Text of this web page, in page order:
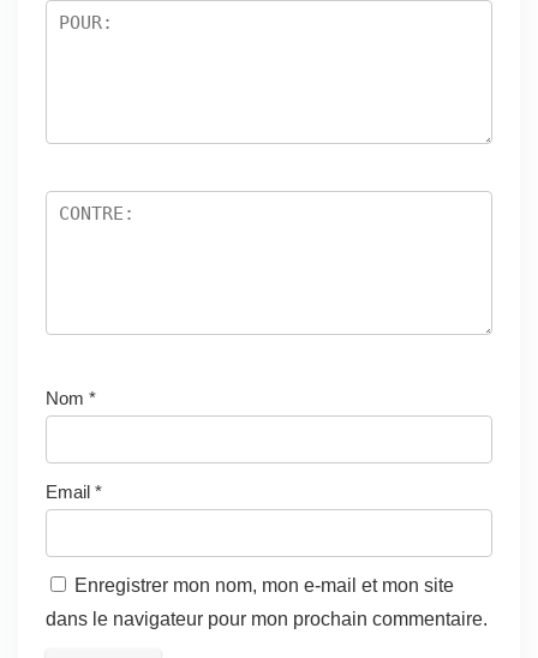
Nom *
Email *
Enregistrer mon nom, mon e-mail et mon site
dans le navigateur pour mon prochain commentaire.